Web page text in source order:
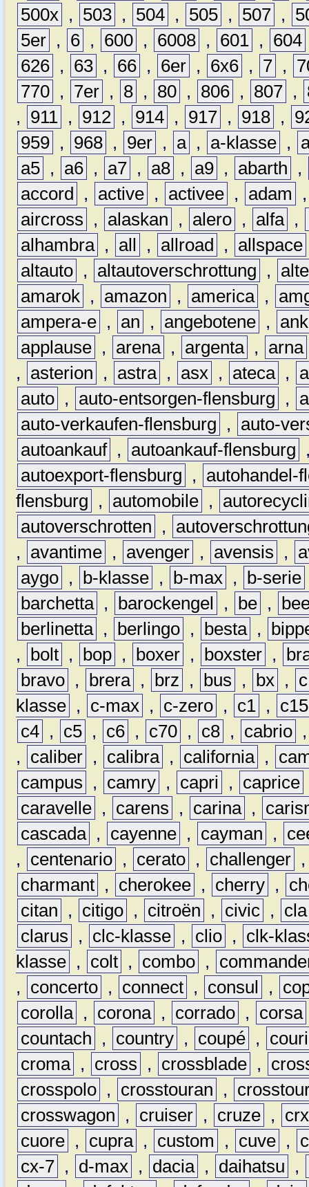
500x , 503 , 504 , 505 , 507 ,
5er , 6 , 600 , 6008 , 601 , 604
626 , 63 , 66 , 6er , 6x6 , 7 ,
770 , 7er , 8 , 80 , 806 , 807 ,
,
911 , 912 , 914 , 917 , 918 ,
959 , 968 , 9er , a , a-klasse ,
a5 , a6 , a7 , a8 , a9 , abarth
,
accord
, active , activee , adam
aircross
, alaskan , alero , alfa ,
alhambra , all , allroad , allspace
altauto , altautoverschrottung ,
amarok , amazon , america ,
ampera-e , an , angebotene ,
applause , arena , argenta , arna
,
asterion , astra , asx , ateca ,
auto , auto-entsorgen-flensburg ,
auto-verkaufen-flensburg
,
auto-
autoankauf , autoankauf-flensburg
autoexport-flensburg
,
autohandel-
flensburg
, automobile ,
autoverschrotten
,
,
avantime , avenger , avensis ,
aygo , b-klasse , b-max , b-serie
barchetta , barockengel , be ,
berlinetta , berlingo , besta ,
,
bolt , bop , boxer , boxster ,
bravo , brera , brz , bus , bx ,
c
klasse , c-max , c-zero , c1 ,
c15
c4 , c5 , c6 , c70 , c8 , cabrio
,
caliber , calibra , california ,
campus
, camry , capri , caprice
caravelle , carens , carina ,
cascada , cayenne , cayman ,
,
centenario , cerato , challenger
charmant , cherokee , cherry ,
citan
, citigo , citroën , civic ,
cla
clarus
, clc-klasse , clio ,
clk-
klasse , colt , combo ,
,
concerto , connect , consul ,
corolla , corona , corrado , corsa
countach
, country , coupé ,
croma , cross , crossblade ,
crosspolo , crosstouran ,
crosswagon
, cruiser , cruze ,
crx
cuore , cupra , custom , cuve ,
cx-7 , d-max , dacia , daihatsu
,